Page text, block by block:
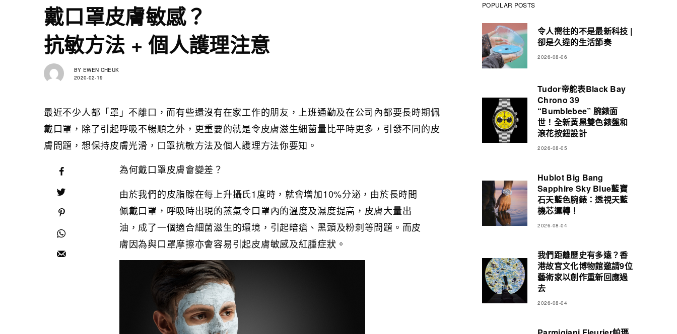
戴口罩皮膚敏感？
抗敏方法 + 個人護理注意
BY EWEN CHEUK
2020-02-19
最近不少人都「罩」不離口，而有些還沒有在家工作的朋友，上班通勤及在公司內都要長時期佩
戴口罩，除了引起呼吸不暢順之外，更重要的就是令皮膚滋生細菌量比平時更多，引發不同的皮
膚問題，想保持皮膚光滑，口罩抗敏方法及個人護理方法你要知。
為何戴口罩皮膚會變差？
由於我們的皮脂腺在每上升攝氏1度時，就會增加10%分泌，由於長時間
佩戴口罩，呼吸時出現的蒸氣令口罩內的溫度及濕度提高，皮膚大量出
油，成了一個適合細菌滋生的環境，引起暗瘡、黑頭及粉刺等問題。而皮
膚因為與口罩摩擦亦會容易引起皮膚敏感及紅腫症狀。
POPULAR POSTS
令人嚮往的不是最新科技 |
卻是久違的生活節奏
2026-08-06
Tudor帝舵表Black Bay
Chrono 39
“Bumblebee” 腕錶面
世！全新黃黑雙色錶盤和
滾花按鈕設計
2026-08-05
Hublot Big Bang
Sapphire Sky Blue藍寶
石天藍色腕錶：透視天藍
機芯運轉！
2026-08-04
我們距離歷史有多遠？香
港故宮文化博物館邀請9位
藝術家以創作重新回應過
去
2026-08-04